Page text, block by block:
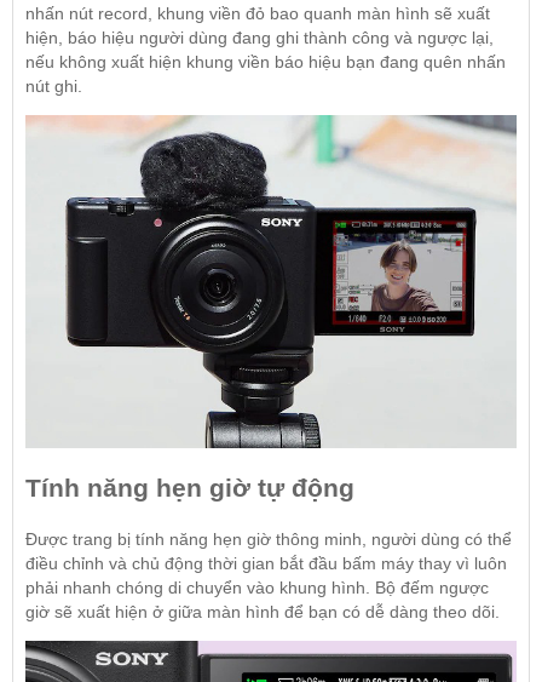
nhấn nút record, khung viền đỏ bao quanh màn hình sẽ xuất
hiện, báo hiệu người dùng đang ghi thành công và ngược lại,
nếu không xuất hiện khung viền báo hiệu bạn đang quên nhấn
nút ghi.
Tính năng hẹn giờ tự động
Được trang bị tính năng hẹn giờ thông minh, người dùng có thể
điều chỉnh và chủ động thời gian bắt đầu bấm máy thay vì luôn
phải nhanh chóng di chuyển vào khung hình. Bộ đếm ngược
giờ sẽ xuất hiện ở giữa màn hình để bạn có dễ dàng theo dõi.